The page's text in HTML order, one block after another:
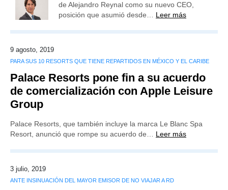
de Alejandro Reynal como su nuevo CEO,
posición que asumió desde… Leer más
9 agosto, 2019
PARA SUS 10 RESORTS QUE TIENE REPARTIDOS EN MÉXICO Y EL CARIBE
Palace Resorts pone fin a su acuerdo
de comercialización con Apple Leisure
Group
Palace Resorts, que también incluye la marca Le Blanc Spa
Resort, anunció que rompe su acuerdo de… Leer más
3 julio, 2019
ANTE INSINUACIÓN DEL MAYOR EMISOR DE NO VIAJAR A RD